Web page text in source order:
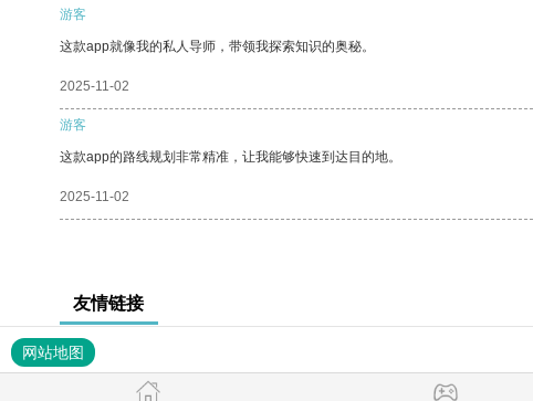
游客
这款app就像我的私人导师，带领我探索知识的奥秘。
2025-11-02
游客
这款app的路线规划非常精准，让我能够快速到达目的地。
2025-11-02
友情链接
网站地图